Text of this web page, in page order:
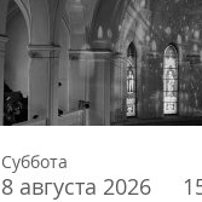
Суббота
8 августа 2026